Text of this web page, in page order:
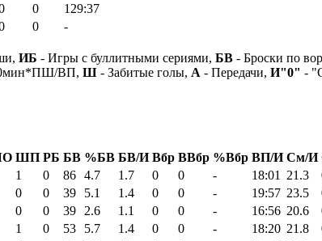
0
129:37
0
-
ИБ - Игры с буллитными сериями, БВ - Броски по
ВП, Ш - Забитые голы, А - Передачи, И"0" -
ШП РБ БВ %БВ БВ/И Вбр ВВбр %Вбр ВП/И См/И
1 0 86 4.7 1.7 0 0 - 18:01 21.3
0 0 39 5.1 1.4 0 0 - 19:57 23.5
0 0 39 2.6 1.1 0 0 - 16:56 20.6
1 0 53 5.7 1.4 0 0 - 18:20 21.8